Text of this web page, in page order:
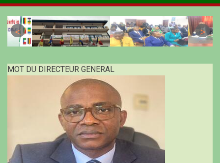
MOT DU DIRECTEUR GENERAL